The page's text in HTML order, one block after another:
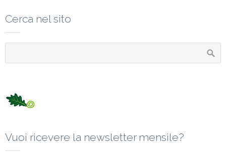
Cerca nel sito
Vuoi ricevere la newsletter mensile?